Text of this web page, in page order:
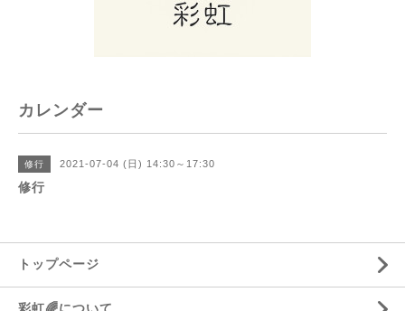
カレンダー
修行 2021-07-04 (日) 14:30～17:30
修行
トップページ